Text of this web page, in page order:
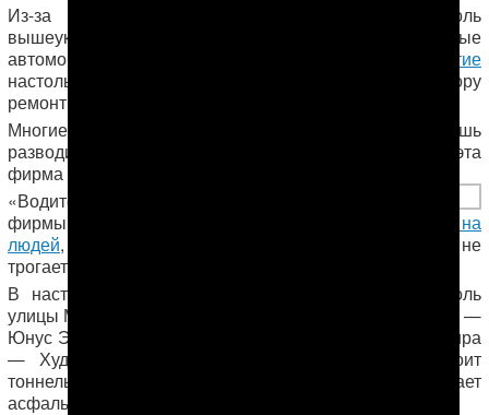
Из-за строительных работ несколько домов вдоль
вышеуказанных улиц просели, а большегрузные
автомобили фирмы испортили
дорожное покрытие
настолько, что некоторые участки этих улиц впору
ремонтировать заново.
Многие жильцы жаловались в полицию, но там лишь
разводили руками: заявление принять не можем, эта
фирма контролируется племянниками [президента]…
«Водители
фирмы не раз попадали в ДТП, совершали
наезды на
людей, но все дела замяли,
их не
трогает», — сообщил ашхабадский читатель АНТ.
В настоящее время эта фирма ведет работы вдоль
улицы Мира, на пересечениях Мира — Айтакова, Мира —
Юнус Эмре, Мира — Шевченко, Мира — Атабаева, Мира
— Худайбердыева. По улице Гоголя «Ната» строит
тоннель и дорожную развязку, а также укладывает
асфальт внутри тоннеля.